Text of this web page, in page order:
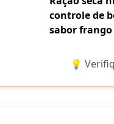
controle de
sabor frango
💡